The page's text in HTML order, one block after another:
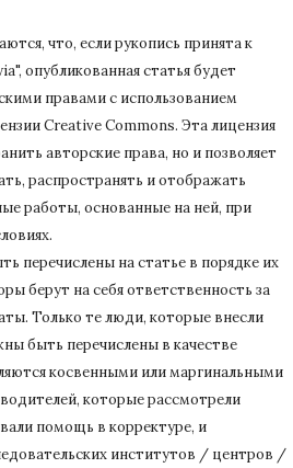
что, если рукопись принята к
опубликованная статья будет
правами с использованием
Creative Commons. Эта лицензия
авторские права, но и позволяет
распространять и отображать
работы, основанные на ней, при
перечислены на статье в порядке их
берут на себя ответственность за
Только те люди, которые внесли
быть перечислены в качестве
косвенными или маргинальными
которые рассмотрели
помощь в корректуре, и
институтов / центров /